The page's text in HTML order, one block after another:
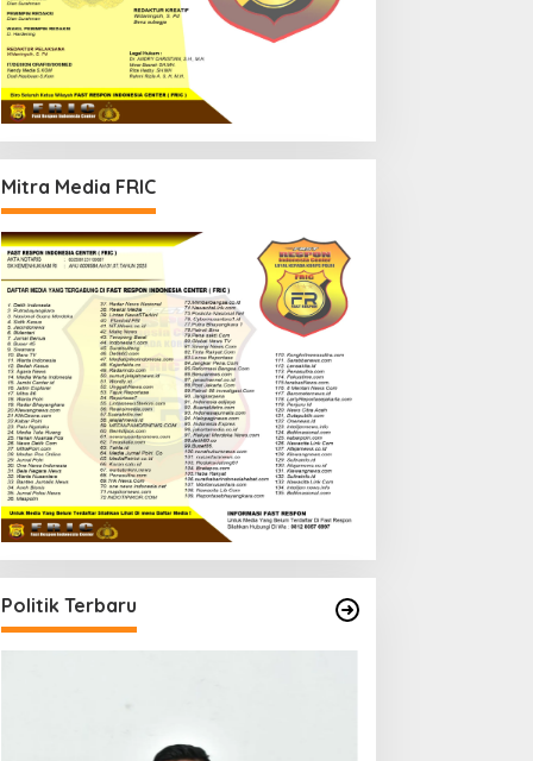
Mitra Media FRIC
Politik Terbaru